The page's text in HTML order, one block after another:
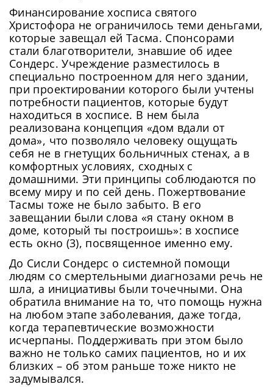
Финансирование хосписа святого
Христофора не ограничилось теми деньгами,
которые завещал ей Тасма. Спонсорами
стали благотворители, знавшие об идее
Сондерс. Учреждение разместилось в
специально построенном для него здании,
при проектировании которого были учтены
потребности пациентов, которые будут
находиться в хосписе. В нем была
реализована концепция «дом вдали от
дома», что позволяло человеку ощущать
себя не в гнетущих больничных стенах, а в
комфортных условиях, сходных с
домашними. Эти принципы соблюдаются по
всему миру и по сей день. Пожертвование
Тасмы тоже не было забыто. В его
завещании были слова «я стану окном в
доме, который ты построишь»: в хосписе
есть окно (3), посвященное именно ему.
До Сисли Сондерс о системной помощи
людям со смертельными диагнозами речь не
шла, а инициативы были точечными. Она
обратила внимание на то, что помощь нужна
на любом этапе заболевания, даже тогда,
когда терапевтические возможности
исчерпаны. Поддерживать при этом было
важно не только самих пациентов, но и их
близких – об этом раньше тоже никто не
задумывался.